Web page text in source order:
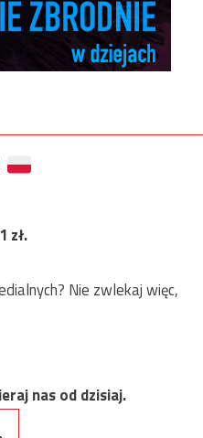
zł.
Nie zwlekaj więc,
nas od dzisiaj.